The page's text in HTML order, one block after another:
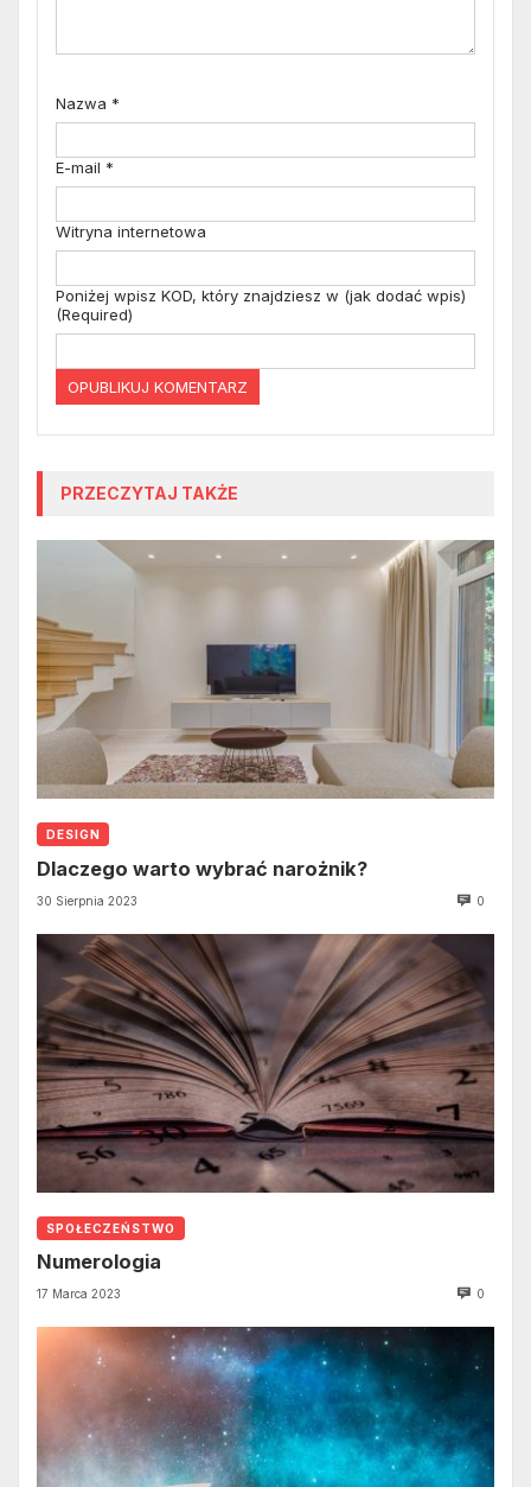
Nazwa *
E-mail *
Witryna internetowa
Poniżej wpisz KOD, który znajdziesz w (jak dodać wpis)
(Required)
PRZECZYTAJ TAKŻE
DESIGN
Dlaczego warto wybrać narożnik?
30 Sierpnia 2023 0
SPOŁECZEŃSTWO
Numerologia
17 Marca 2023 0